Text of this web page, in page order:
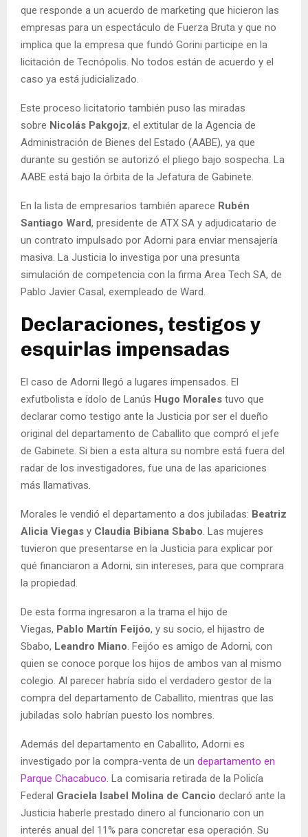
que responde a un acuerdo de marketing que hicieron las
empresas para un espectáculo de Fuerza Bruta y que no
implica que la empresa que fundó Gorini participe en la
licitación de Tecnópolis. No todos están de acuerdo y el
caso ya está judicializado.
Este proceso licitatorio también puso las miradas
sobre Nicolás Pakgojz, el extitular de la Agencia de
Administración de Bienes del Estado (AABE), ya que
durante su gestión se autorizó el pliego bajo sospecha. La
AABE está bajo la órbita de la Jefatura de Gabinete.
En la lista de empresarios también aparece Rubén
Santiago Ward, presidente de ATX SA y adjudicatario de
un contrato impulsado por Adorni para enviar mensajería
masiva. La Justicia lo investiga por una presunta
simulación de competencia con la firma Area Tech SA, de
Pablo Javier Casal, exempleado de Ward.
Declaraciones, testigos y
esquirlas impensadas
El caso de Adorni llegó a lugares impensados. El
exfutbolista e ídolo de Lanús Hugo Morales tuvo que
declarar como testigo ante la Justicia por ser el dueño
original del departamento de Caballito que compró el jefe
de Gabinete. Si bien a esta altura su nombre está fuera del
radar de los investigadores, fue una de las apariciones
más llamativas.
Morales le vendió el departamento a dos jubiladas: Beatriz
Alicia Viegas y Claudia Bibiana Sbabo. Las mujeres
tuvieron que presentarse en la Justicia para explicar por
qué financiaron a Adorni, sin intereses, para que comprara
la propiedad.
De esta forma ingresaron a la trama el hijo de
Viegas, Pablo Martín Feijóo, y su socio, el hijastro de
Sbabo, Leandro Miano. Feijóo es amigo de Adorni, con
quien se conoce porque los hijos de ambos van al mismo
colegio. Al parecer habría sido el verdadero gestor de la
compra del departamento de Caballito, mientras que las
jubiladas solo habrían puesto los nombres.
Además del departamento en Caballito, Adorni es
investigado por la compra-venta de un departamento en
Parque Chacabuco. La comisaria retirada de la Policía
Federal Graciela Isabel Molina de Cancio declaró ante la
Justicia haberle prestado dinero al funcionario con un
interés anual del 11% para concretar esa operación. Su